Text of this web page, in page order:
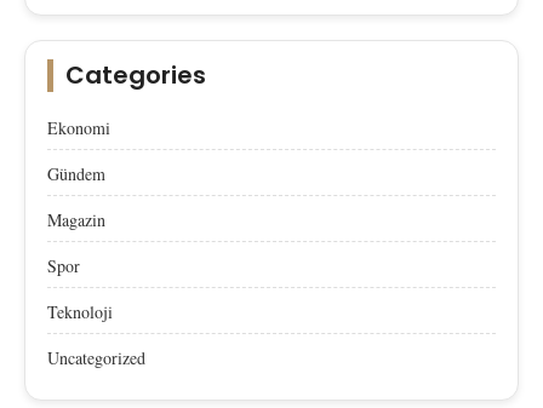
Categories
Ekonomi
Gündem
Magazin
Spor
Teknoloji
Uncategorized